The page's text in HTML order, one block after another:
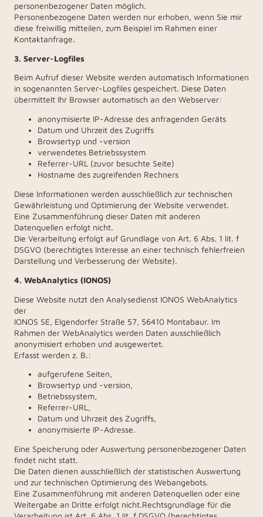
personenbezogener Daten möglich.
Personenbezogene Daten werden nur erhoben, wenn Sie mir
diese freiwillig mitteilen, zum Beispiel im Rahmen einer
Kontaktanfrage.
3. Server-Logfiles
Beim Aufruf dieser Website werden automatisch Informationen
in sogenannten Server-Logfiles gespeichert. Diese Daten
übermittelt Ihr Browser automatisch an den Webserver:
anonymisierte IP-Adresse des anfragenden Geräts
Datum und Uhrzeit des Zugriffs
Browsertyp und -version
verwendetes Betriebssystem
Referrer-URL (zuvor besuchte Seite)
Hostname des zugreifenden Rechners
Diese Informationen werden ausschließlich zur technischen
Gewährleistung und Optimierung der Website verwendet.
Eine Zusammenführung dieser Daten mit anderen
Datenquellen erfolgt nicht.
Die Verarbeitung erfolgt auf Grundlage von Art. 6 Abs. 1 lit. f
DSGVO (berechtigtes Interesse an einer technisch fehlerfreien
Darstellung und Verbesserung der Website).
4. WebAnalytics (IONOS)
Diese Website nutzt den Analysedienst IONOS WebAnalytics
der
IONOS SE, Elgendorfer Straße 57, 56410 Montabaur. Im
Rahmen der WebAnalytics werden Daten ausschließlich
anonymisiert erhoben und ausgewertet.
Erfasst werden z. B.:
aufgerufene Seiten,
Browsertyp und -version,
Betriebssystem,
Referrer-URL,
Datum und Uhrzeit des Zugriffs,
anonymisierte IP-Adresse.
Eine Speicherung oder Auswertung personenbezogener Daten
findet nicht statt.
Die Daten dienen ausschließlich der statistischen Auswertung
und zur technischen Optimierung des Webangebots.
Eine Zusammenführung mit anderen Datenquellen oder eine
Weitergabe an Dritte erfolgt nicht.Rechtsgrundlage für die